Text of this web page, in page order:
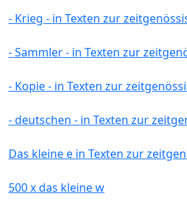
- Krieg - in Texten zur
- Sammler - in Texten zur
- Kopie - in Texten zur
- deutschen - in Texten zur
Das kleine e in Texten zur
500 x das kleine w